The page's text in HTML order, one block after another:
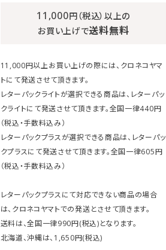
11,000円（税込）以上の
お買い上げで送料無料
11,000円以上お買い上げの際には、クロネコヤマ
トにて発送させて頂きます。
レターパックライトが選択できる商品は、レターパッ
クライトにて発送させて頂きます。全国一律440円
（税込・手数料込み）
レターパックプラスが選択できる商品は、レターパッ
クプラスにて発送させて頂きます。全国一律605円
（税込・手数料込み）
レターパックプラスにて対応できない商品の場合
は、クロネコヤマトでの発送とさせて頂きます。
送料は、全国一律990円(税込)となります。
北海道、沖縄は、1,650円(税込)